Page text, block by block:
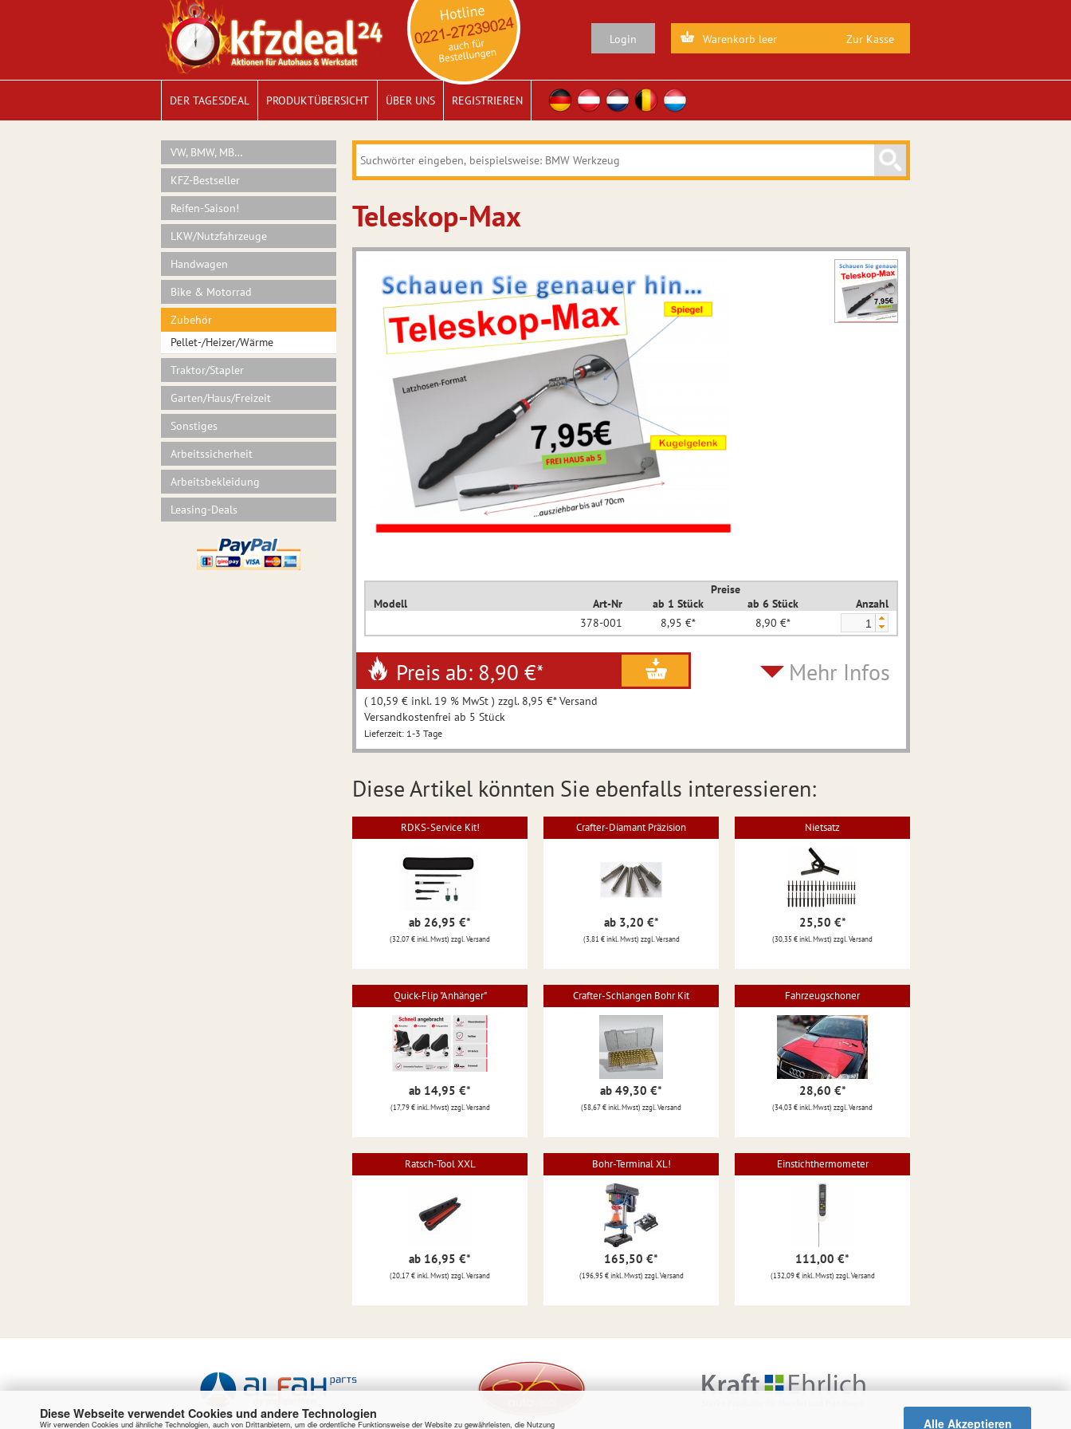
Diese Webseite verwendet Cookies und andere Technologien
Wir verwenden Cookies und ähnliche Technologien, auch von Drittanbietern, um die ordentliche Funktionsweise der Website zu gewährleisten, die Nutzung Alle Akzeptieren
Warenkorb leer Zur Kasse
Login
DER TAGESDEAL PRODUKTÜBERSICHT ÜBER UNS REGISTRIEREN
VW, BMW, MB…
KFZ-Bestseller
Reifen-Saison!
LKW/Nutzfahrzeuge
Handwagen
Bike & Motorrad
Zubehör
Pellet-/Heizer/Wärme
Traktor/Stapler
Garten/Haus/Freizeit
Sonstiges
Arbeitssicherheit
Arbeitsbekleidung
Leasing-Deals
Teleskop-Max
Modell Art-Nr
Preise
Anzahl
ab 1 Stück
ab 6 Stück
378-001
8,95 €* 8,90 €*
Preis ab: 8,90 €*
( 10,59 € inkl. 19 % MwSt ) zzgl. 8,95 €* Versand
Versandkostenfrei ab 5 Stück
Lieferzeit: 1-3 Tage
Mehr Infos
Diese Artikel könnten Sie ebenfalls interessieren:
RDKS-Service Kit!
ab 26,95 €*
(32,07 € inkl. Mwst) zzgl. Versand
Crafter-Diamant Präzision
ab 3,20 €*
(3,81 € inkl. Mwst) zzgl. Versand
Nietsatz
25,50 €*
(30,35 € inkl. Mwst) zzgl. Versand
Quick-Flip "Anhänger"
ab 14,95 €*
(17,79 € inkl. Mwst) zzgl. Versand
Crafter-Schlangen Bohr Kit
ab 49,30 €*
(58,67 € inkl. Mwst) zzgl. Versand
Fahrzeugschoner
28,60 €*
(34,03 € inkl. Mwst) zzgl. Versand
Ratsch-Tool XXL
ab 16,95 €*
(20,17 € inkl. Mwst) zzgl. Versand
Bohr-Terminal XL!
165,50 €*
(196,95 € inkl. Mwst) zzgl. Versand
Einstichthermometer
111,00 €*
(132,09 € inkl. Mwst) zzgl. Versand